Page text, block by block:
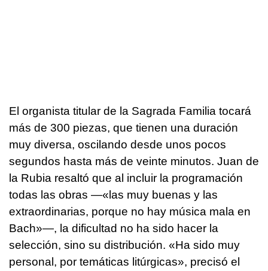
El organista titular de la Sagrada Familia tocará
más de 300 piezas, que tienen una duración
muy diversa, oscilando desde unos pocos
segundos hasta más de veinte minutos. Juan de
la Rubia resaltó que al incluir la programación
todas las obras —«las muy buenas y las
extraordinarias, porque no hay música mala en
Bach»—, la dificultad no ha sido hacer la
selección, sino su distribución. «Ha sido muy
personal, por temáticas litúrgicas», precisó el